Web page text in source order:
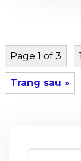
Page 1 of 3 1
Trang sau »
Search